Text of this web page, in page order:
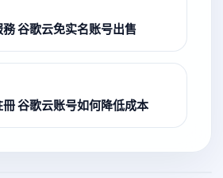
谷歌云免实名账号出售
谷歌云账号如何降低成本